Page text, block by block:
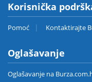
Korisnička
Pomoć Kontaktirajte
Oglašavanje
Oglašavanje na